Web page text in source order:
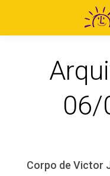
06/
Corpo de Victor